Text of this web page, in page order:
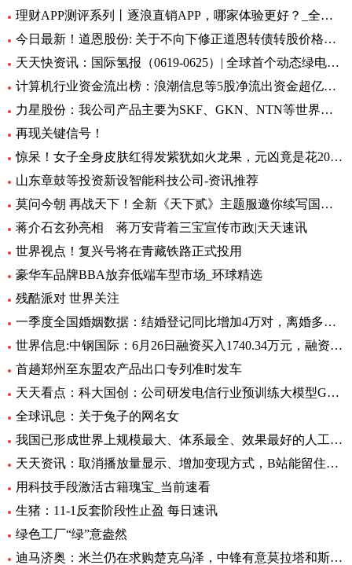
理财APP测评系列丨逐浪直销APP，哪家体验更好？_全球今亮点
今日最新！道恩股份: 关于不向下修正道恩转债转股价格的公告
天天快资讯：国际氢报（0619-0625）| 全球首个动态绿电制氨工厂初具规模；MTU开发液氢航空燃料电池技术；道达尔致力于绿氢炼油……
计算机行业资金流出榜：浪潮信息等5股净流出资金超亿元_世界热文
力星股份：我公司产品主要为SKF、GKN、NTN等世界著名的轴承公司配套 全球热点评
再现关键信号！
惊呆！女子全身皮肤红得发紫犹如火龙果，元凶竟是花20块钱买的……_每日观点
山东章鼓等投资新设智能科技公司-资讯推荐
莫问今朝 再战天下！全新《天下贰》主题服邀你续写国韵风华！_当前播报
蒋介石玄孙亮相 蒋万安背着三宝宣传市政|天天速讯
世界视点！复兴号将在青藏铁路正式投用
豪华车品牌BBA放弃低端车型市场_环球精选
残酷派对 世界关注
一季度全国婚姻数据：结婚登记同比增加4万对，离婚多了12万对
世界信息:中钢国际：6月26日融资买入1740.34万元，融资融券余额2.76亿元
首趟郑州至东盟农产品出口专列准时发车
天天看点：科大国创：公司研发电信行业预训练大模型GC-TeleGPT 现已在电信智能客服等领域实现落地应用
全球讯息：关于兔子的网名女
我国已形成世界上规模最大、体系最全、效果最好的人工影响天气作业力量
天天资讯：取消播放量显示、增加变现方式，B站能留住UP主吗？
用科技手段激活古籍瑰宝_当前速看
生猪：11-1反套阶段性止盈 每日速讯
绿色工厂“绿”意盎然
迪马济奥：米兰仍在求购楚克乌泽，中锋有意莫拉塔和斯卡马卡-全球新资讯